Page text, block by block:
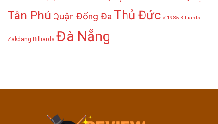
Tân Phú Quận Đống Đa Thủ Đức V.1985 Billiards
Zakdang Billiards Đà Nẵng